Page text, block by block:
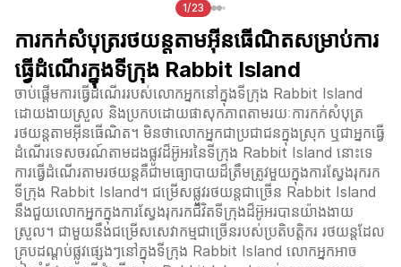
1/23
ការកក់សំបុត្ររថយន្តតាមអ៊ីនធើណិតសម្រាប់ការ
ធ្វើដំណើរក្នុងទីក្រុង Rabbit Island
ចាប់ផ្តើមការធ្វើដំណើររបស់លោកអ្នកនៅក្នុងទីក្រុង Rabbit Island
ដោយងាយស្រួល និងប្រកបដោយផាសុកភាពតាមរយៈការកក់សំបុត្រ
រថយន្តតាមអ៊ីនធើណិត។ មិនថាលោកអ្នកជាប្រជាជនក្នុងស្រុក ឬជាអ្នកធ្វើ
ដំណើរទេសចរណ៍តាមដងផ្លូវដ៏អ៊ូអរនៃទីក្រុង Rabbit Island នោះទេ
ការធ្វើដំណើរតាមរថយន្តគឺជាមធ្យោបាយដ៏ត្រឹមត្រូវមួយក្នុងការស្វែងរុករក
ទីក្រុង Rabbit Island។ ជម្រើសផ្លូវរថយន្តជាច្រើន Rabbit Island
នឹងជួយលោកអ្នកក្នុងការស្វែងរុករកជីវិតទីក្រុងដ៏អ៊ូ​អរបានយ៉ាងងាយ
ស្រួល។ ជាមួយនឹងជម្រើសសេវាកម្មជាច្រើនរបស់ប្រតិបត្តិករ រថយន្តដែល
គ្របដណ្តប់ផ្លូវផ្សេងៗនៅក្នុងទីក្រុង Rabbit Island លោកអ្នកអាច